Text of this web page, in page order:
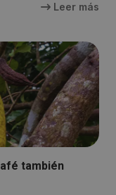
Leer más
también